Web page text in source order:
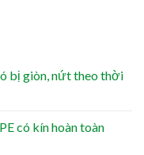
bị giòn, nứt theo thời
có kín hoàn toàn